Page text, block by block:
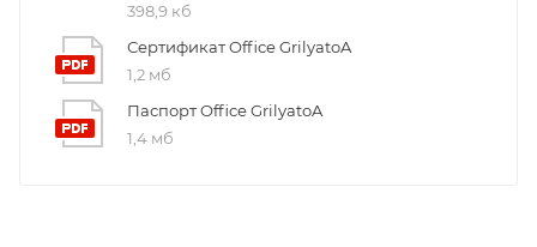
398,9 кб
Сертификат Office GrilyatoA
1,2 мб
Паспорт Office GrilyatoA
1,4 мб